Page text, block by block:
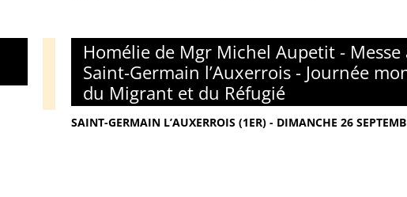
Homélie de Mgr Michel Aupetit - Messe
Saint-Germain l’Auxerrois - Journée
du Migrant et du Réfugié
SAINT-GERMAIN L’AUXERROIS (1ER) - DIMANCHE 26